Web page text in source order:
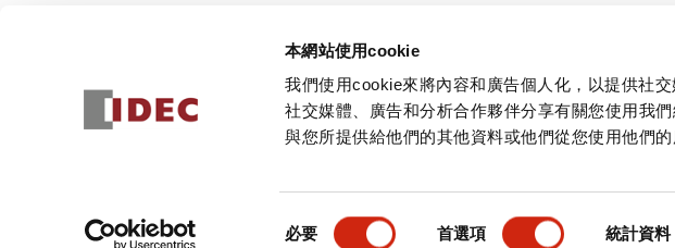
本網站使用cookie
我們使用cookie來將內容和廣告個人化，以提供社
社交媒體、廣告和分析合作夥伴分享有關您使用我
與您所提供給他們的其他資料或他們從您使用他們的
必要 首選項 統計資料
產品詳情
訂閱
隱私權政策使用條款